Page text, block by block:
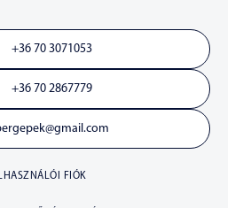
+36 70 3071053
+36 70 2867779
FIÓK